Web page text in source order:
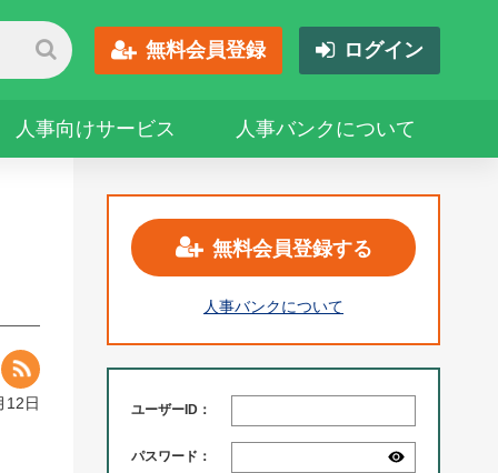
無料会員登録 ログイン
人事向けサービス 人事バンクについて
12日
無料会員登録する
人事バンクについて
ユーザーID：
パスワード：